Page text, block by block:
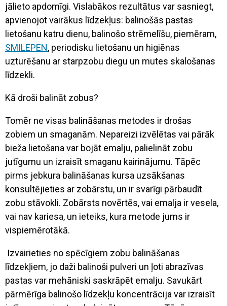
jālieto apdomīgi. Vislabākos rezultātus var sasniegt,
apvienojot vairākus līdzekļus: balinošās pastas
lietošanu katru dienu, balinošo strēmelīšu, piemēram,
SMILEPEN, periodisku lietošanu un higiēnas
uzturēšanu ar starpzobu diegu un mutes skalošanas
līdzekli.
Kā droši balināt zobus?
Tomēr ne visas balināšanas metodes ir drošas
zobiem un smaganām. Nepareizi izvēlētas vai pārāk
bieža lietošana var bojāt emalju, palielināt zobu
jutīgumu un izraisīt smaganu kairinājumu. Tāpēc
pirms jebkura balināšanas kursa uzsākšanas
konsultējieties ar zobārstu, un ir svarīgi pārbaudīt
zobu stāvokli. Zobārsts novērtēs, vai emalja ir vesela,
vai nav kariesa, un ieteiks, kura metode jums ir
vispiemērotākā.
Izvairieties no spēcīgiem zobu balināšanas
līdzekļiem, jo daži balinoši pulveri un ļoti abrazīvas
pastas var mehāniski saskrāpēt emalju. Savukārt
pārmērīga balinošo līdzekļu koncentrācija var izraisīt